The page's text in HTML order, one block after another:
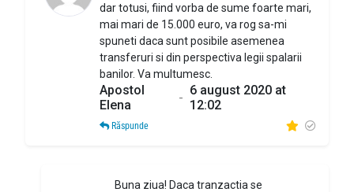
dar totusi, fiind vorba de sume foarte mari,
mai mari de 15.000 euro, va rog sa-mi
spuneti daca sunt posibile asemenea
transferuri si din perspectiva legii spalarii
banilor. Va multumesc.
Apostol
Elena
- 6 august 2020 at
12:02
Răspunde
Buna ziua! Daca tranzactia se